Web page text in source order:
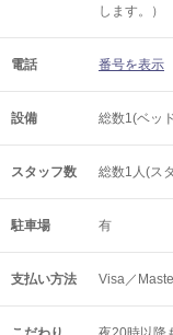
します。）
電話 番号を表示
設備 総数1(ベッ
スタッフ数 総数1人(ス
駐車場 有
支払い方法 Visa／